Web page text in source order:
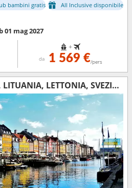
bambini gratis
All Inclusive disponibile
01 mag 2027
+
da 1 569 €/pers
GERMANIA, POLONIA, LITUANIA, LETTONIA, SVEZIA, DANIMARCA